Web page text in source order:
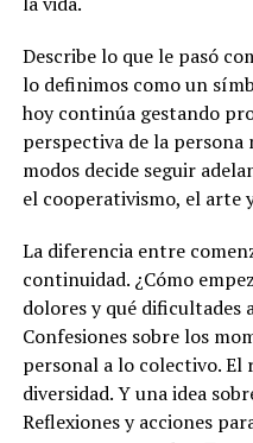
Describe lo que le pasó
lo definimos como un
hoy continúa gestando
perspectiva de la persona
modos decide seguir
el cooperativismo, el arte
La diferencia entre
continuidad. ¿Cómo
dolores y qué dificultades
Confesiones sobre los
personal a lo colectivo. El
diversidad. Y una idea
Reflexiones y acciones